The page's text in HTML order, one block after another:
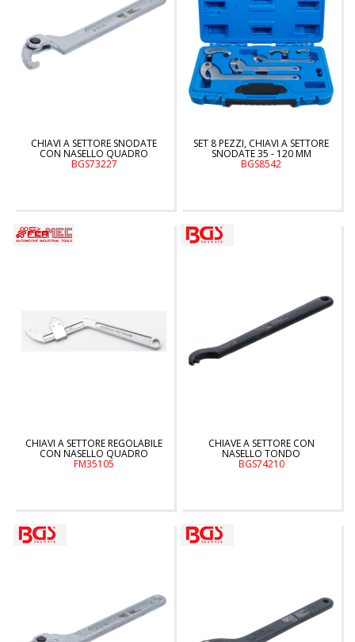
CHIAVI A SETTORE SNODATE
CON NASELLO QUADRO
BGS73227
SET 8 PEZZI, CHIAVI A SETTORE
SNODATE 35 - 120 MM
BGS8542
CHIAVI A SETTORE REGOLABILE
CON NASELLO QUADRO
FM35105
CHIAVE A SETTORE CON
NASELLO TONDO
BGS74210